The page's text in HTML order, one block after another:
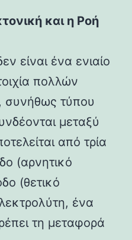
και η Ροή
είναι ένα ενιαίο
πολλών
συνήθως τύπου
μεταξύ
από τρία
(αρνητικό
(θετικό
ένα
τη μεταφορά